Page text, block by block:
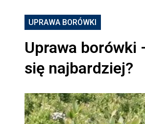
UPRAWA BORÓWKI
Uprawa borówki
się najbardziej?